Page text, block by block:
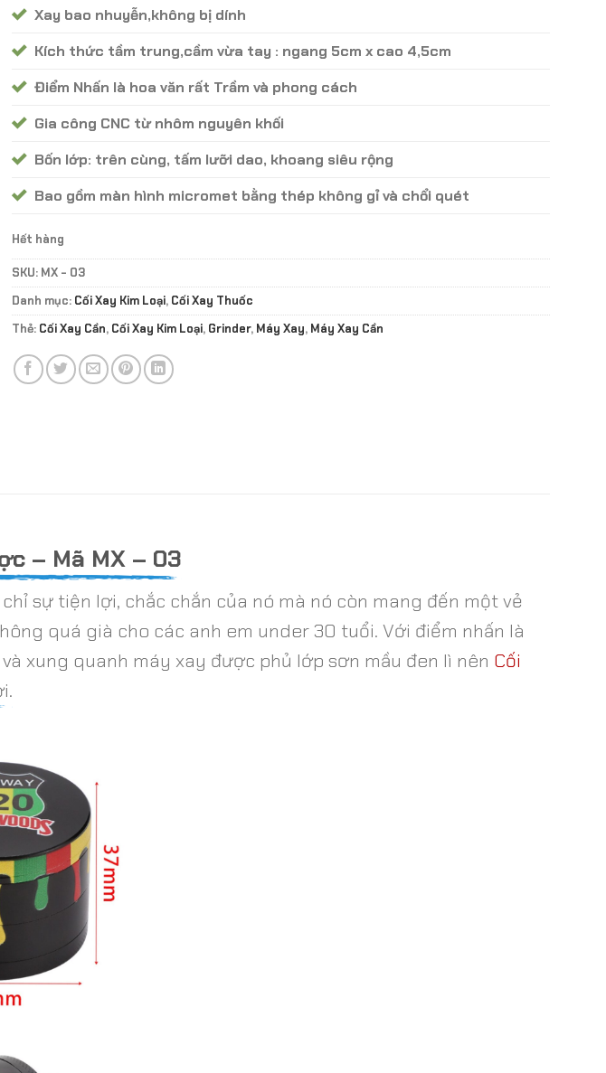
Xay bao nhuyễn,không bị dính
Kích thức tầm trung,cầm vừa tay : ngang 5cm x cao 4,5cm
Điểm Nhấn là hoa văn rất Trầm và phong cách
Gia công CNC từ nhôm nguyên khối
Bốn lớp: trên cùng, tấm lưỡi dao, khoang siêu rộng
Bao gồm màn hình micromet bằng thép không gỉ và chổi quét
Hết hàng
SKU: MX - 03
Danh mục: Cối Xay Kim Loại, Cối Xay Thuốc
Thẻ: Cối Xay Cần, Cối Xay Kim Loại, Grinder, Máy Xay, Máy Xay Cần
– Mã MX – 03
sự tiện lợi, chắc chắn của nó mà nó còn mang đến một vẻ
quá già cho các anh em under 30 tuổi. Với điểm nhấn là
xung quanh máy xay được phủ lớp sơn mầu đen lì nên Cối